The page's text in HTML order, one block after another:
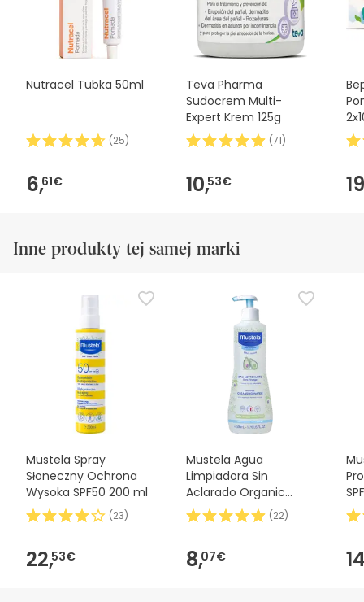
Nutracel Tubka 50ml
(25)
6,61€
Teva Pharma
Sudocrem Multi-
Expert Krem 125g
(71)
10,53€
Inne produkty tej samej marki
Mustela Spray
Słoneczny Ochrona
Wysoka SPF50 200 ml
(23)
22,53€
Mustela Agua
Limpiadora Sin
Aclarado Organic
500ml
(22)
8,07€